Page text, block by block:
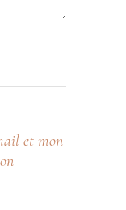
et mon